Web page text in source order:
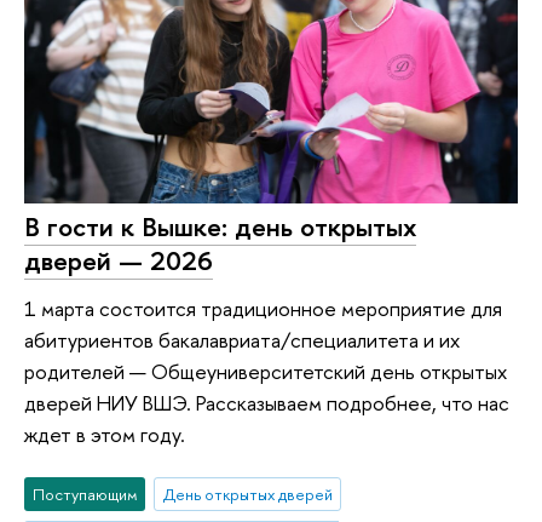
В гости к Вышке: день открытых
дверей — 2026
1 марта состоится традиционное мероприятие для
абитуриентов бакалавриата/специалитета и их
родителей — Общеуниверситетский день открытых
дверей НИУ ВШЭ. Рассказываем подробнее, что нас
ждет в этом году.
Поступающим День открытых дверей